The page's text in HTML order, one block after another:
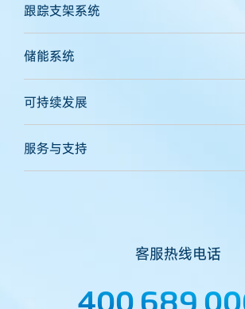
跟踪支架系统
储能系统
可持续发展
服务与支持
客服热线电话